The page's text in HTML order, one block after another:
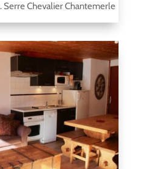
Serre Chevalier Chantemerle